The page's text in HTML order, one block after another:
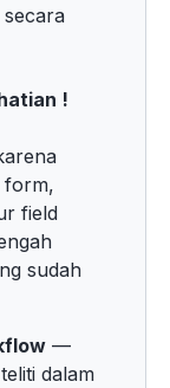
secara
!
form,
field
sudah
—
dalam